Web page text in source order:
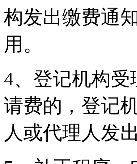
构发出缴费通
用。
4、登记机构
请费的，登记
人或代理人发